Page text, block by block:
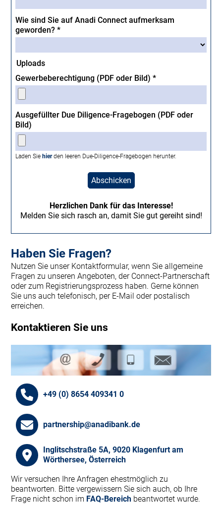
Wie sind Sie auf Anadi Connect aufmerksam
geworden? *
Uploads
Gewerbe­berechtigung (PDF oder Bild) *
Ausgefüllter Due Diligence-Fragebogen (PDF oder
Bild)
Laden Sie hierden leeren Due-Diligence-Fragebogen herunter.
Abschicken
Herzlichen Dank für das Interesse!
Melden Sie sich rasch an, damit Sie gut gereiht sind!
Haben Sie Fragen?
Nutzen Sie unser Kontaktformular, wenn Sie allgemeine
Fragen zu unseren Angeboten, der Connect-Partnerschaft
oder zum Registrierungsprozess haben. Gerne können
Sie uns auch telefonisch, per E-Mail oder postalisch
erreichen.
Kontaktieren Sie uns
+49 (0) 8654 409341 0
partnership@anadibank.de
Inglitschstraße 5A, 9020 Klagenfurt am
Wörthersee, Österreich
Wir versuchen Ihre Anfragen ehestmöglich zu
beantworten. Bitte vergewissern Sie sich auch, ob Ihre
Frage nicht schon im FAQ-Bereich beantwortet wurde.